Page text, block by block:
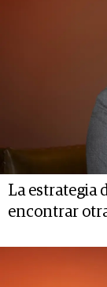
La estrategia
encontrar